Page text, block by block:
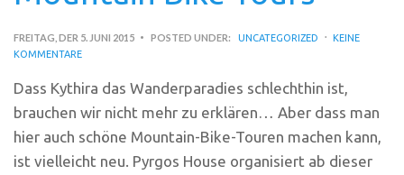
FREITAG, DER 5. JUNI 2015 POSTED UNDER: UNCATEGORIZED
KEINE
KOMMENTARE
Dass Kythira das Wanderparadies schlechthin ist,
brauchen wir nicht mehr zu erklären… Aber dass man
hier auch schöne Mountain-Bike-Touren machen kann,
ist vielleicht neu. Pyrgos House organisiert ab dieser